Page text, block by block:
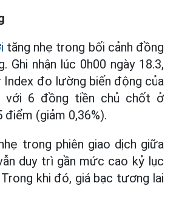
tăng nhẹ trong bối cảnh đồng
Ghi nhận lúc 0h00 ngày 18.3,
Index đo lường biến động của
với 6 đồng tiền chủ chốt ở
điểm (giảm 0,36%).
trong phiên giao dịch giữa
duy trì gần mức cao kỷ lục
khi đó, giá bạc tương lai